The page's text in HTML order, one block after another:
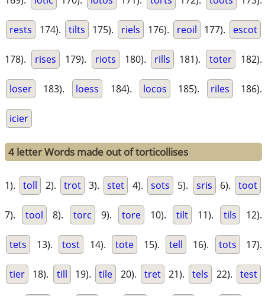
rests 174). tilts 175). riels 176). reoil 177). escot
178). rises 179). riots 180). rills 181). toter 182).
loser 183). loess 184). locos 185). riles 186).
icier
4 letter Words made out of torticollises
1). toll 2). trot 3). stet 4). sots 5). sris 6). toot
7). tool 8). torc 9). tore 10). tilt 11). tils 12).
tets 13). tost 14). tote 15). tell 16). tots 17).
tier 18). till 19). tile 20). tret 21). tels 22). test